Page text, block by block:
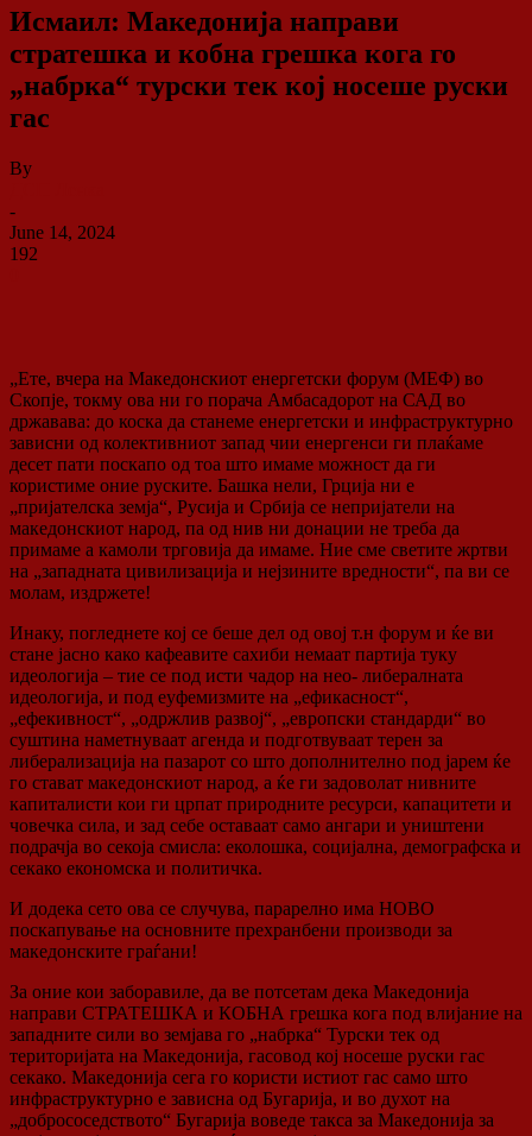
Исмаил: Македонија направи
стратешка и кобна грешка кога го
„набрка“ турски тек кој носеше руски
гас
By
-
June 14, 2024
192
„Ете, вчера на Македонскиот енергетски форум (МЕФ) во
Скопје, токму ова ни го порача Амбасадорот на САД во
државава: до коска да станеме енергетски и инфраструктурно
зависни од колективниот запад чии енергенси ги плаќаме
десет пати поскапо од тоа што имаме можност да ги
користиме оние руските. Башка нели, Грција ни е
„пријателска земја“, Русија и Србија се непријатели на
македонскиот народ, па од нив ни донации не треба да
примаме а камоли трговија да имаме. Ние сме светите жртви
на „западната цивилизација и нејзините вредности“, па ви се
молам, издржете!
Инаку, погледнете кој се беше дел од овој т.н форум и ќе ви
стане јасно како кафеавите сахиби немаат партија туку
идеологија – тие се под исти чадор на нео- либералната
идеологија, и под еуфемизмите на „ефикасност“,
„ефекивност“, „одржлив развој“, „европски стандарди“ во
суштина наметнуваат агенда и подготвуваат терен за
либерализација на пазарот со што дополнително под јарем ќе
го стават македонскиот народ, а ќе ги задоволат нивните
капиталисти кои ги црпат природните ресурси, капацитети и
човечка сила, и зад себе оставаат само ангари и уништени
подрачја во секоја смисла: еколошка, социјална, демографска и
секако економска и политичка.
И додека сето ова се случува, парарелно има НОВО
поскапување на основните прехранбени производи за
македонските граѓани!
За оние кои заборавиле, да ве потсетам дека Македонија
направи СТРАТЕШКА и КОБНА грешка кога под влијание на
западните сили во земјава го „набрка“ Турски тек од
територијата на Македонија, гасовод кој носеше руски гас
секако. Македонија сега го користи истиот гас само што
инфраструктурно е зависна од Бугарија, и во духот на
„добрососедството“ Бугарија воведе такса за Македонија за